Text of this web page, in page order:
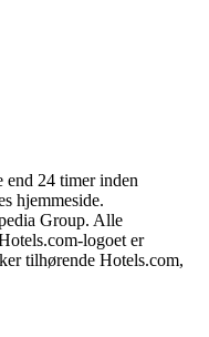
24 timer inden
hjemmeside.
Group. Alle
logoet er
tilhørende Hotels.com,